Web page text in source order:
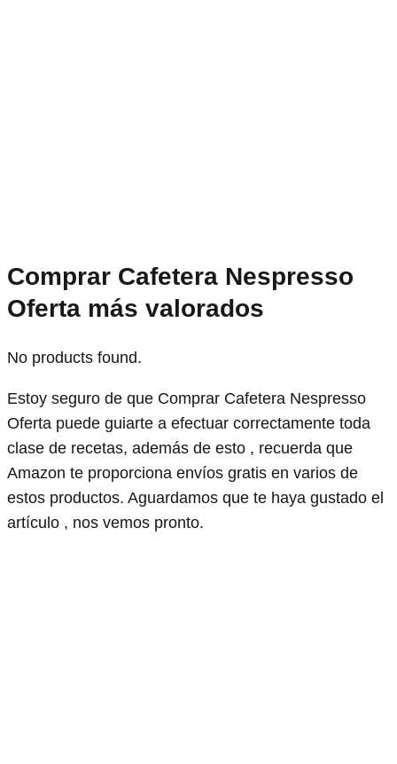
Comprar Cafetera Nespresso
Oferta más valorados
No products found.
Estoy seguro de que Comprar Cafetera Nespresso
Oferta puede guiarte a efectuar correctamente toda
clase de recetas, además de esto , recuerda que
Amazon te proporciona envíos gratis en varios de
estos productos. Aguardamos que te haya gustado el
artículo , nos vemos pronto.